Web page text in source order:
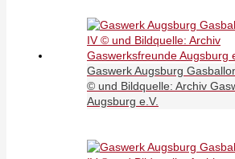
Gaswerk Augsburg
© und Bildquelle: Archiv
Augsburg e.V.